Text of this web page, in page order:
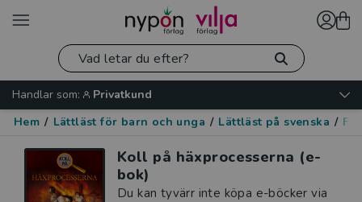
Handlar som:
Privatkund
Hem / Lättläst för barn och unga / Lättläst på svenska /
Koll på häxprocesserna (e-
bok)
Du kan tyvärr inte köpa e-böcker via